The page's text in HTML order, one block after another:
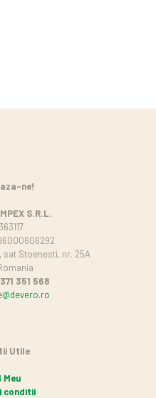
ne!
S.R.L.
sat Stoenesti, nr. 25A
351 568
Utile
Meu
conditii